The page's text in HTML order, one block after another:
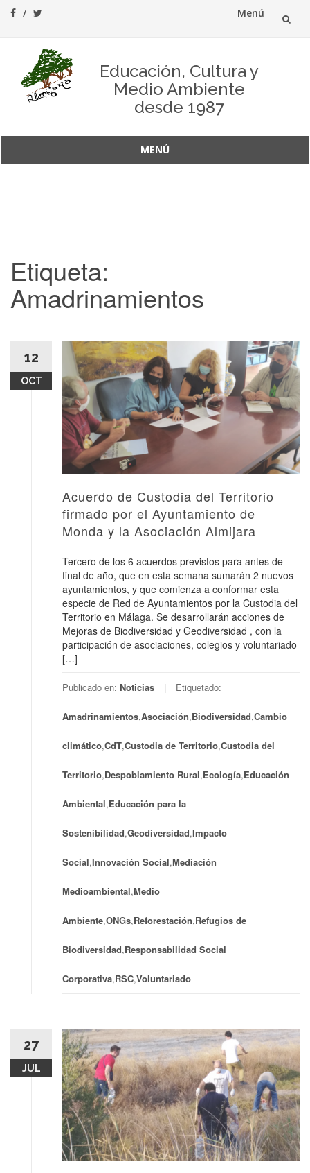
Menú
contenido
Educación, Cultura y
Medio Ambiente
desde 1987
MENÚ
Etiqueta:
Amadrinamientos
12
OCT
Acuerdo de Custodia del Territorio
firmado por el Ayuntamiento de
Monda y la Asociación Almijara
Tercero de los 6 acuerdos previstos para antes de
final de año, que en esta semana sumarán 2 nuevos
ayuntamientos, y que comienza a conformar esta
especie de Red de Ayuntamientos por la Custodia del
Territorio en Málaga. Se desarrollarán acciones de
Mejoras de Biodiversidad y Geodiversidad , con la
participación de asociaciones, colegios y voluntariado
[…]
Publicado en: Noticias Etiquetado:
Amadrinamientos,Asociación,Biodiversidad,Cambio
climático,CdT,Custodia de Territorio,Custodia del
Territorio,Despoblamiento Rural,Ecología,Educación
Ambiental,Educación para la
Sostenibilidad,Geodiversidad,Impacto
Social,Innovación Social,Mediación
Medioambiental,Medio
Ambiente,ONGs,Reforestación,Refugios de
Biodiversidad,Responsabilidad Social
Corporativa,RSC,Voluntariado
27
JUL